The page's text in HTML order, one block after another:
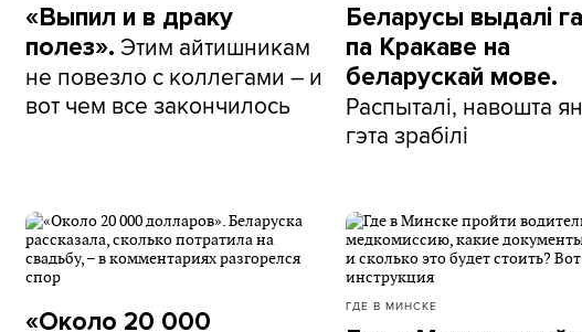
«Выпил и в драку
полез». Этим айтишникам
не повезло с коллегами – и
вот чем все закончилось
Беларусы выдалі
па Кракаве на
беларускай мове.
Распыталі, навошта
гэта зрабілі
«Около 20 000
ГДЕ В МИНСКЕ